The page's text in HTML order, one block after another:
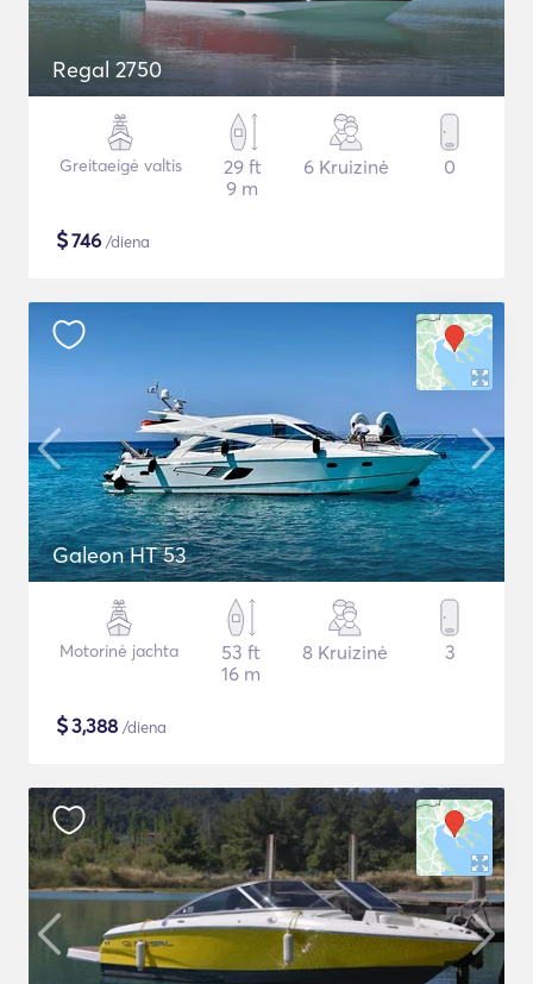
Regal 2750
Greitaeigė valtis
29 ft
9 m
6 Kruizinė 0
$746 /diena
Galeon HT 53
Motorinė jachta
53 ft
16 m
8 Kruizinė 3
$3,388 /diena